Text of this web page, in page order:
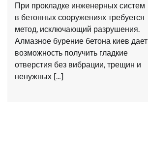
При прокладке инженерных систем
в бетонных сооружениях требуется
метод, исключающий разрушения.
Алмазное бурение бетона киев дает
возможность получить гладкие
отверстия без вибрации, трещин и
ненужных […]